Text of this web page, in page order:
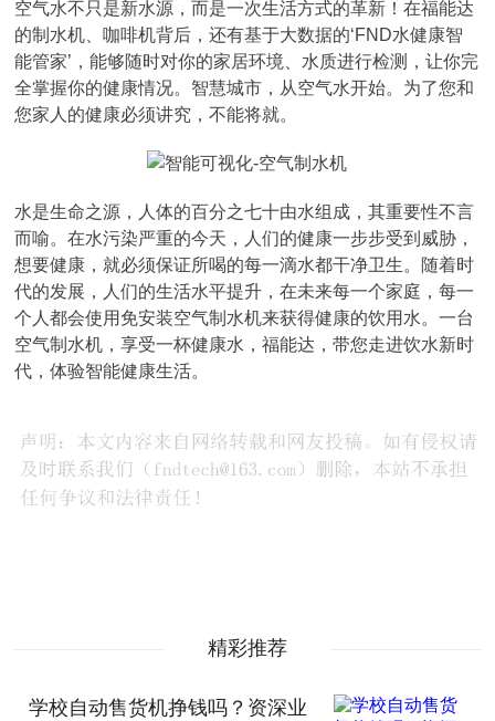
空气水不只是新水源，而是一次生活方式的革新！在福能达
的制水机、咖啡机背后，还有基于大数据的‘FND水健康智
能管家’，能够随时对你的家居环境、水质进行检测，让你完
全掌握你的健康情况。智慧城市，从空气水开始。为了您和
您家人的健康必须讲究，不能将就。
水是生命之源，人体的百分之七十由水组成，其重要性不言
而喻。在水污染严重的今天，人们的健康一步步受到威胁，
想要健康，就必须保证所喝的每一滴水都干净卫生。随着时
代的发展，人们的生活水平提升，在未来每一个家庭，每一
个人都会使用免安装空气制水机来获得健康的饮用水。一台
空气制水机，享受一杯健康水，福能达，带您走进饮水新时
代，体验智能健康生活。
精彩推荐
学校自动售货机挣钱吗？资深业